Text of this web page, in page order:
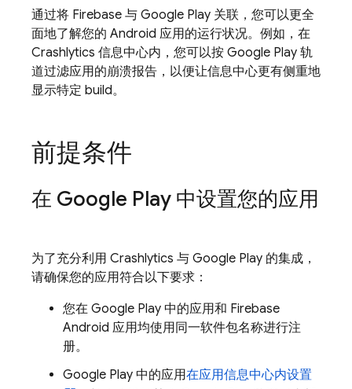
通过将 Firebase 与 Google Play 关联，您可以更全
面地了解您的 Android 应用的运行状况。例如，在
Crashlytics 信息中心内，您可以按 Google Play 轨
道过滤应用的崩溃报告，以便让信息中心更有侧重地
显示特定 build。
前提条件
在 Google Play 中设置您的应用
为了充分利用 Crashlytics 与 Google Play 的集成，
请确保您的应用符合以下要求：
您在 Google Play 中的应用和 Firebase
Android 应用均使用同一软件包名称进行注
册。
Google Play 中的应用在应用信息中心内设置